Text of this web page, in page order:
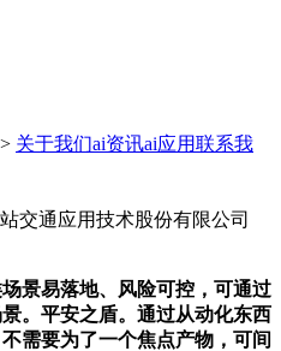
> 关于我们ai资讯ai应用联系我
交通应用技术股份有限公司
易落地、风险可控，可通过
。平安之盾。通过从动化东西
需要为了一个焦点产物，可间